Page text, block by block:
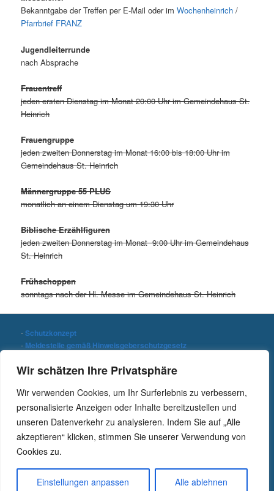
Wir schätzen Ihre Privatsphäre
Wir verwenden Cookies, um Ihr Surferlebnis zu verbessern,
personalisierte Anzeigen oder Inhalte bereitzustellen und
unseren Datenverkehr zu analysieren. Indem Sie auf „Alle
akzeptieren“ klicken, stimmen Sie unserer Verwendung von
Cookies zu.
Einstellungen anpassen Alle ablehnen
Bekanntgabe der Treffen per E-Mail oder imWochenheinrich/
Pfarrbrief FRANZ
Jugendleiterrunde
nach Absprache
Frauentreff
jeden ersten Dienstag im Monat 20:00 Uhr im Gemeindehaus St.
Heinrich
Frauengruppe
jeden zweiten Donnerstag im Monat 16:00 bis 18:00 Uhr im
Gemeindehaus St. Heinrich
Männergruppe 55 PLUS
monatlich an einem Dienstag um 19:30 Uhr
Biblische Erzählfiguren
jeden zweiten Donnerstag im Monat 9:00 Uhr im Gemeindehaus
St. Heinrich
Frühschoppen
sonntags nach der Hl. Messe im Gemeindehaus St. Heinrich
-Schutzkonzept
- Meldestelle gemäß Hinweisgeberschutzgesetz
-Impressum
Stichwort suchen
S
u
c
e
n